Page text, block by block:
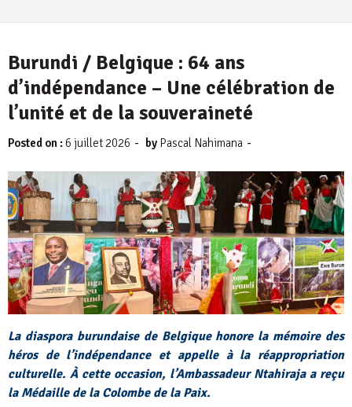
Burundi / Belgique : 64 ans
d’indépendance – Une célébration de
l’unité et de la souveraineté
Posted on :6 juillet 2026 - by Pascal Nahimana -
La diaspora burundaise de Belgique honore la mémoire des
héros de l’indépendance et appelle à la réappropriation
culturelle. À cette occasion, l’Ambassadeur Ntahiraja a reçu
la Médaille de la Colombe de la Paix.